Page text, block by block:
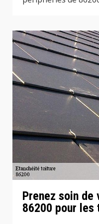
Prenez soin
86200 pour les